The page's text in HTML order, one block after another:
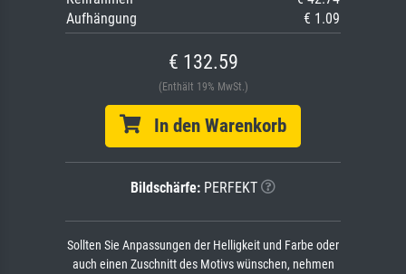
Aufhängung
€ 1.09
€ 132.59
(Enthält 19% MwSt.)
In den Warenkorb
Bildschärfe: PERFEKT
Sollten Sie Anpassungen der Helligkeit und Farbe oder
auch einen Zuschnitt des Motivs wünschen, nehmen